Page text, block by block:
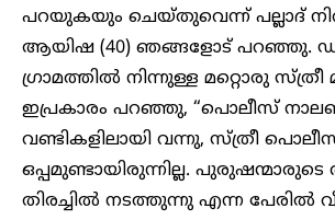
പറയുകയും ചെയ്തുവെന്ന് പല്ലാദ്
ആയിഷ (40) ഞങ്ങളോട് പറഞ്ഞു.
ഗ്രാമത്തിൽ നിന്നുള്ള മറ്റൊരു
ഇപ്രകാരം പറഞ്ഞു, “പൊലീസ്
വണ്ടികളിലായി വന്നു, സ്ത്രീ
ഒപ്പമുണ്ടായിരുന്നില്ല.
തിരച്ചിൽ നടത്തുന്നു എന്ന പേരിൽ